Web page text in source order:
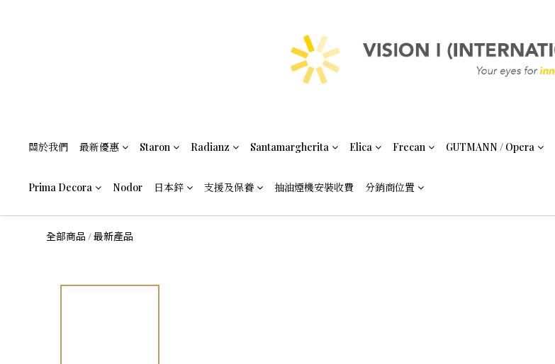
關於我們 最新優惠 Staron Radianz Santamargherita Elica Frecan GUTMANN / Opera
Prima Decora Nodor 日本鋅 支援及保養 抽油煙機安裝收費 分銷商位置
全部商品 /最新產品